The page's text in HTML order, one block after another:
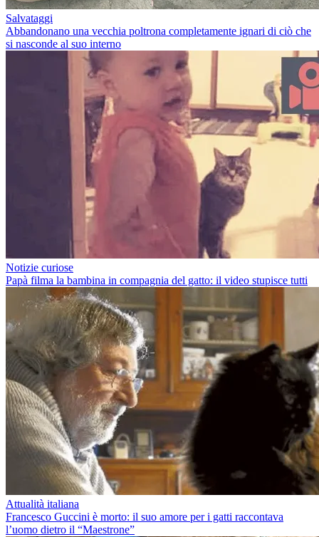
Salvataggi
Abbandonano una vecchia poltrona completamente ignari di ciò che
si nasconde al suo interno
Notizie curiose
Papà filma la bambina in compagnia del gatto: il video stupisce tutti
Attualità italiana
Francesco Guccini è morto: il suo amore per i gatti raccontava
l’uomo dietro il “Maestrone”